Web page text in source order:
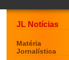
JL Notícias
Matéria
Jornalística